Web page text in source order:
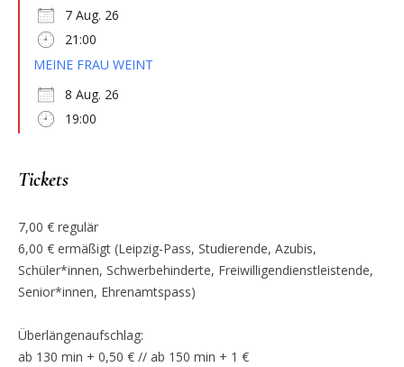
7 Aug. 26
21:00
MEINE FRAU WEINT
8 Aug. 26
19:00
Tickets
7,00 € regulär
6,00 € ermäßigt (Leipzig-Pass, Studierende, Azubis,
Schüler*innen, Schwerbehinderte, Freiwilligendienstleistende,
Senior*innen, Ehrenamtspass)
Überlängenaufschlag:
ab 130 min + 0,50 € // ab 150 min + 1 €